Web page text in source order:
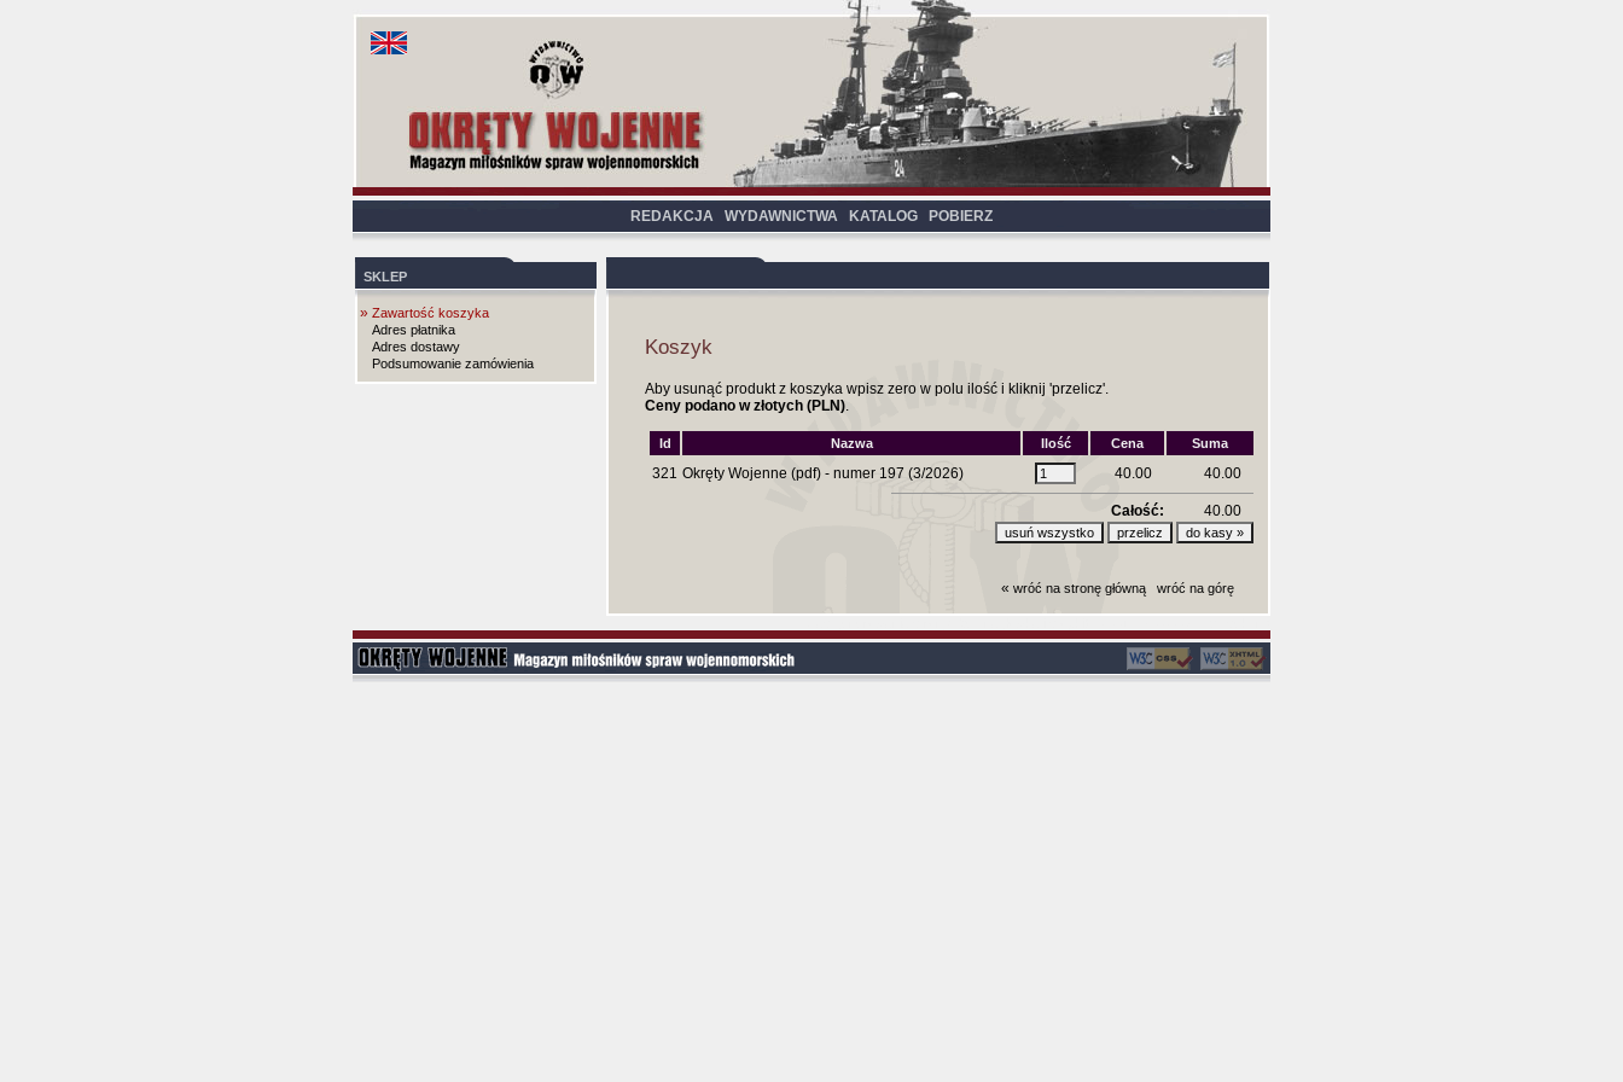
REDAKCJA WYDAWNICTWA KATALOG POBIERZ
SKLEP
» Zawartość koszyka
Adres płatnika
Adres dostawy
Podsumowanie zamówienia
Koszyk
Aby usunąć produkt z koszyka wpisz zero w polu ilość i kliknij 'przelicz'.
Ceny podano w złotych (PLN).
Id Nazwa Ilość Cena Suma
321 Okręty Wojenne (pdf) - numer 197 (3/2026) 40.00 40.00
Całość: 40.00
« wróć na stronę główną wróć na górę